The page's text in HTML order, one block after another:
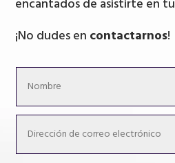
encantados de asistirte en tu
¡No dudes en contactarnos!